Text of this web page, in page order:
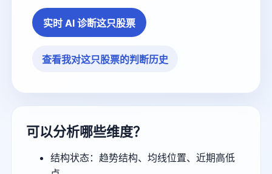
实时 AI 诊断这只股票
查看我对这只股票的判断历史
可以分析哪些维度？
结构状态：趋势结构、均线位置、近期高低